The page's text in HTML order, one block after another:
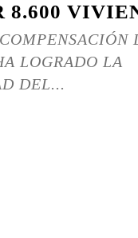
8.600
LOGRADO LA
DEL...